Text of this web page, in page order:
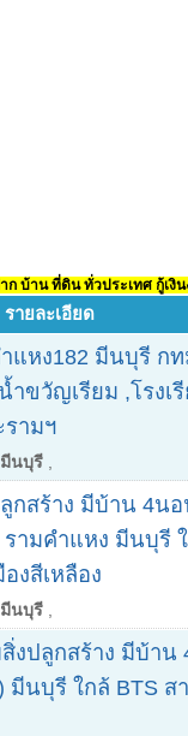
ก บ้าน ที่ดิน ทั่วประเทศ กู้เงิ
รายละเอียด
แหง182 มีนบุรี ก
ขวัญเรียม ,โรงเ
รามฯ
นบุรี
กสร้าง มีบ้าน 4น
ามคำแหง มีนบุรี
งสีเหลือง
นบุรี
งปลูกสร้าง มีบ้าน
มีนบุรี ใกล้ BTS ส